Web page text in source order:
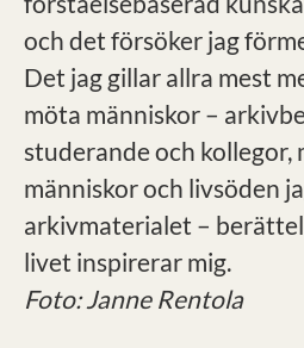
och det försöker jag
Det jag gillar allra mest
möta människor –
studerande och kollegor,
människor och livsöden
arkivmaterialet –
livet inspirerar mig.
Foto: Janne Rentola